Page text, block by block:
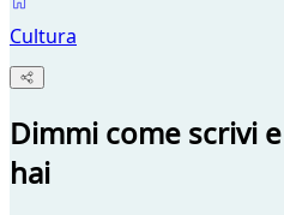
Cultura
Dimmi come scrivi
hai